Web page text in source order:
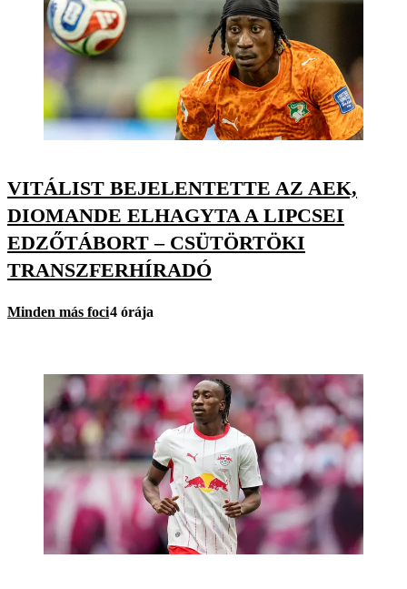
VITÁLIST BEJELENTETTE AZ AEK,
DIOMANDE ELHAGYTA A LIPCSEI
EDZŐTÁBORT – CSÜTÖRTÖKI
TRANSZFERHÍRADÓ
Minden más foci4 órája